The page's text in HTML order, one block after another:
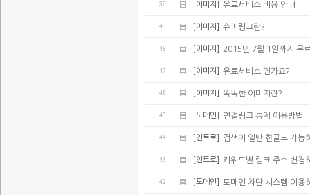
50 [이미지] 유료서비스 비용 안내
49 [이미지] 슈퍼링크란?
48 [이미지] 2015년 7월 1일까지 무
47 [이미지] 유료서비스 인가요?
46 [이미지] 똑똑한 이미지란?
45 [도메인] 연결링크 통계 이용방법
44 [인트로] 검색어 일반 한글도 가능
43 [인트로] 키워드별 링크 주소 변경
42 [도메인] 도메인 차단 시스템 이용